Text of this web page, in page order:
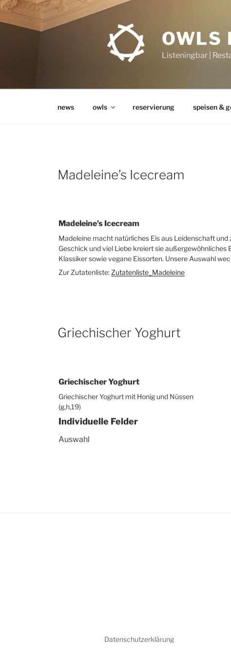
Zum
Inhalt
springen
OWLS
Listeningbar |
news owls reservierung speisen &
Madeleine’s Icecream
Madeleine's Icecream
Madeleine macht natürliches Eis aus Leidenschaft
Geschick und viel Liebe kreiert sie
Klassiker sowie vegane Eissorten. Unsere Auswahl
Zur Zutatenliste: Zutatenliste_Madeleine
Griechischer Yoghurt
Griechischer Yoghurt
Griechischer Yoghurt mit Honig und Nüssen
(g,h,19)
Individuelle Felder
Auswahl
Datenschutzerklärung